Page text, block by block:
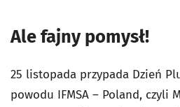
Ale fajny pomysł!
25 listopada przypada Dzień
powodu IFMSA – Poland, czyli